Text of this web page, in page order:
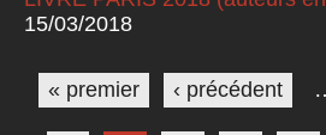
15/03/2018
Pages
« premier ‹ précédent